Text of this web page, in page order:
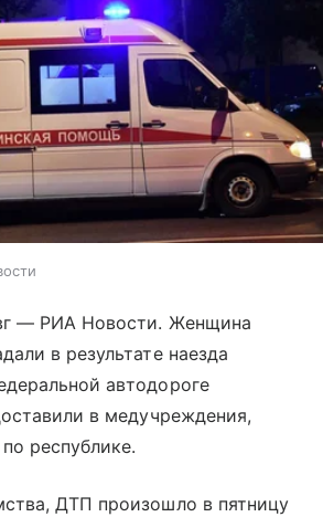
— РИА Новости. Женщина
в результате наезда
автодороге
в медучреждения,
республике.
ДТП произошло в пятницу